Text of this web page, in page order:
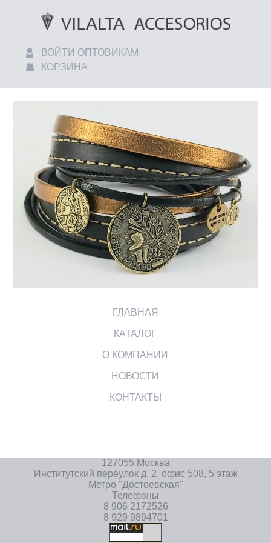
ВОЙТИ ОПТОВИКАМ
КОРЗИНА
ГЛАВНАЯ
КАТАЛОГ
О КОМПАНИИ
НОВОСТИ
КОНТАКТЫ
127055 Москва
Институтский переулок д. 2, офис 508, 5 этаж
Метро "Достоевская"
Телефоны
8 906 2172526
8 929 9894701